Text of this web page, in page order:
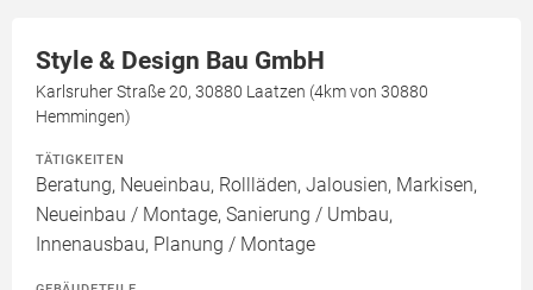
Style & Design Bau GmbH
Karlsruher Straße 20, 30880 Laatzen (4km von 30880
Hemmingen)
TÄTIGKEITEN
Beratung, Neueinbau, Rollläden, Jalousien, Markisen,
Neueinbau / Montage, Sanierung / Umbau,
Innenausbau, Planung / Montage